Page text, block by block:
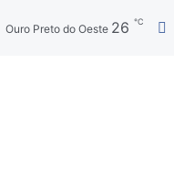
Ouro Preto do Oeste 26 ℃